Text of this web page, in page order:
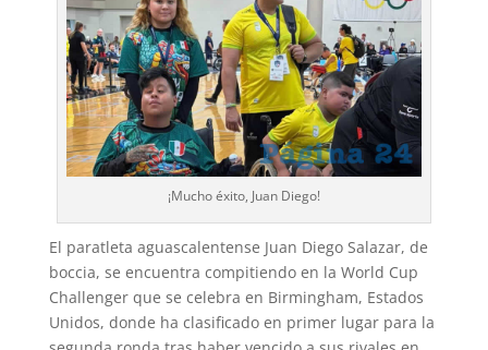
¡Mucho éxito, Juan Diego!
El paratleta aguascalentense Juan Diego Salazar, de
boccia, se encuentra compitiendo en la World Cup
Challenger que se celebra en Birmingham, Estados
Unidos, donde ha clasificado en primer lugar para la